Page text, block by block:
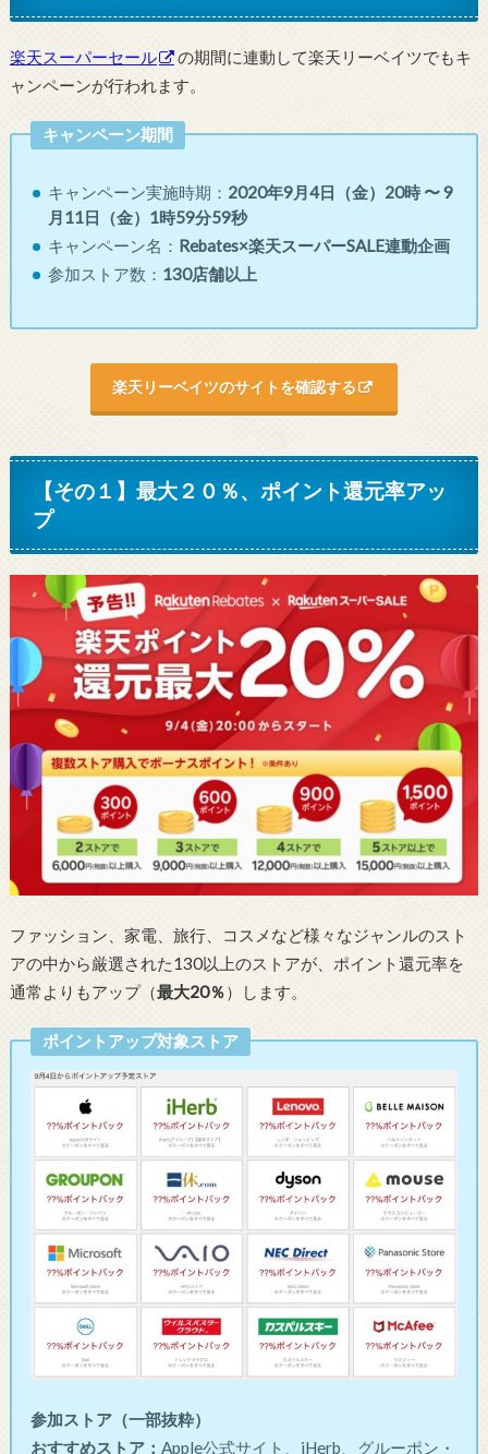
楽天スーパーセール
の期間に連動して楽天リーベイツでもキ
ャンペーンが行われます。
キャンペーン期間
キャンペーン実施時期： 2020年9月4日（金）20時 〜 9
月11日（金）1時59分59秒
キャンペーン名： Rebates×楽天スーパーSALE連動企画
参加ストア数： 130店舗以上
楽天リーベイツのサイトを確認する
【その１】最大２０％、ポイント還元率アッ
プ
ファッション、家電、旅行、コスメなど様々なジャンルのスト
アの中から厳選された130以上のストアが、ポイント還元率を
通常よりもアップ（最大20％）します。
ポイントアップ対象ストア
参加ストア（一部抜粋）
おすすめストア：Apple公式サイト、iHerb、グルーポン・